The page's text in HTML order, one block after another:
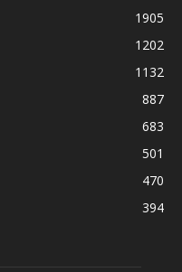
1905
1202
1132
887
683
501
470
394